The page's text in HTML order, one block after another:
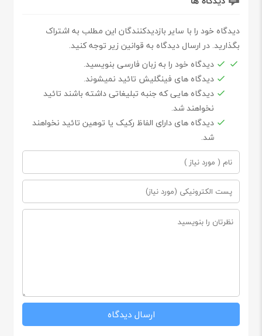
دیدگاه خود را با سایر بازدیدکنندگان این مطلب به اشتراک
بگذارید. در ارسال دیدگاه به قوانین زیر توجه کنید.
دیدگاه خود را به زبان فارسی بنویسید.
دیدگاه های فینگلیش تائید نمیشوند.
دیدگاه هایی که جنبه تبلیغاتی داشته باشند تائید
نخواهند شد.
دیدگاه های دارای الفاظ رکیک یا توهین تائید نخواهند
شد.